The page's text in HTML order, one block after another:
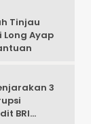
Tinjau
Long Ayap
3
BRI